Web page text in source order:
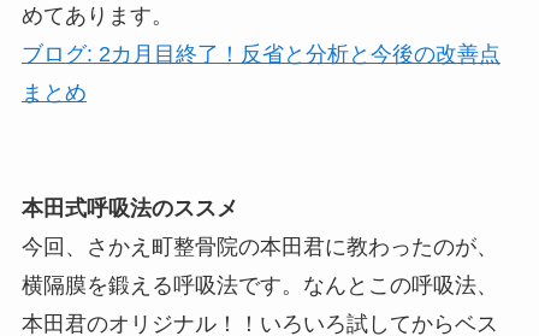
めてあります。
ブログ: 2カ月目終了！反省と分析と今後の改善点
まとめ
本田式呼吸法のススメ
今回、さかえ町整骨院の本田君に教わったのが、
横隔膜を鍛える呼吸法です。なんとこの呼吸法、
本田君のオリジナル！！いろいろ試してからベス